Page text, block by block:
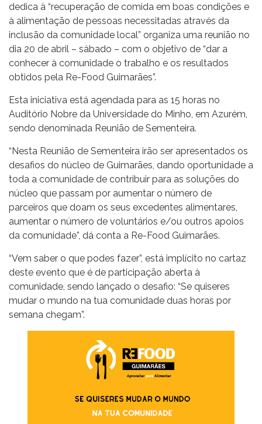
dedica à “recuperação de comida em boas condições e
à alimentação de pessoas necessitadas através da
inclusão da comunidade local” organiza uma reunião no
dia 20 de abril – sábado – com o objetivo de “dar a
conhecer à comunidade o trabalho e os resultados
obtidos pela Re-Food Guimarães”.
Esta iniciativa está agendada para as 15 horas no
Auditório Nobre da Universidade do Minho, em Azurém,
sendo denominada Reunião de Sementeira.
“Nesta Reunião de Sementeira irão ser apresentados os
desafios do núcleo de Guimarães, dando oportunidade a
toda a comunidade de contribuir para as soluções do
núcleo que passam por aumentar o número de
parceiros que doam os seus excedentes alimentares,
aumentar o número de voluntários e/ou outros apoios
da comunidade”, dá conta a Re-Food Guimarães.
“Vem saber o que podes fazer”, está implícito no cartaz
deste evento que é de participação aberta à
comunidade, sendo lançado o desafio: “Se quiseres
mudar o mundo na tua comunidade duas horas por
semana chegam”.